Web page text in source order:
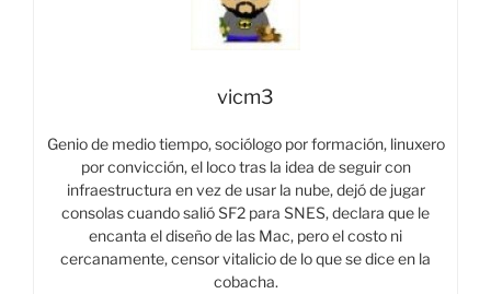
vicm3
Genio de medio tiempo, sociólogo por formación, linuxero
por convicción, el loco tras la idea de seguir con
infraestructura en vez de usar la nube, dejó de jugar
consolas cuando salió SF2 para SNES, declara que le
encanta el diseño de las Mac, pero el costo ni
cercanamente, censor vitalicio de lo que se dice en la
cobacha.